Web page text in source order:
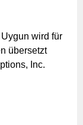
wird für
übersetzt
Inc.